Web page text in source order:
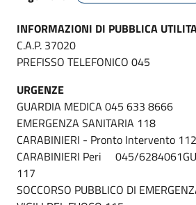
INFORMAZIONI DI PUBBLICA
C.A.P. 37020
PREFISSO TELEFONICO 045
URGENZE
GUARDIA MEDICA 045 633 8666
EMERGENZA SANITARIA 118
CARABINIERI - Pronto Intervento 112
CARABINIERI Peri 045/
117
SOCCORSO PUBBLICO DI